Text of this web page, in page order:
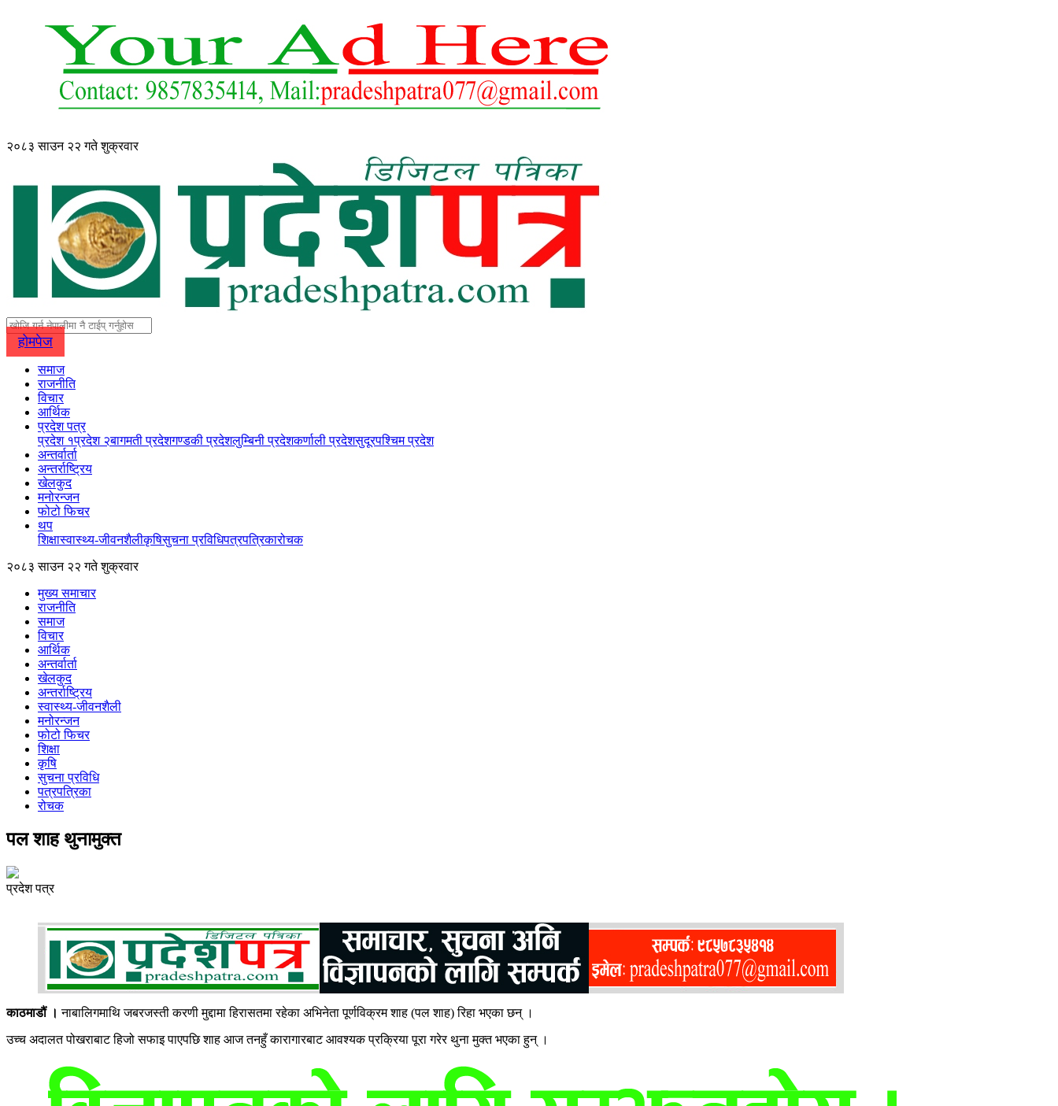
२०८३ साउन २२ गते शुक्रवार
होमपेज
समाज
राजनीति
विचार
आर्थिक
प्रदेश पत्र
प्रदेश १प्रदेश २बागमती प्रदेशगण्डकी प्रदेशलुम्बिनी प्रदेशकर्णाली प्रदेशसुदूरपश्चिम प्रदेश
अन्तर्वार्ता
अन्तर्राष्ट्रिय
खेलकुद
मनोरन्जन
फोटो फिचर
थप
शिक्षास्वास्थ्य-जीवनशैलीकृषिसुचना प्रविधिपत्रपत्रिकारोचक
२०८३ साउन २२ गते शुक्रवार
मुख्य समाचार
राजनीति
समाज
विचार
आर्थिक
अन्तर्वार्ता
खेलकुद
अन्तर्राष्ट्रिय
स्वास्थ्य-जीवनशैली
मनोरन्जन
फोटो फिचर
शिक्षा
कृषि
सुचना प्रविधि
पत्रपत्रिका
रोचक
पल शाह थुनामुक्त
प्रदेश पत्र
काठमाडौं । नाबालिगमाथि जबरजस्ती करणी मुद्दामा हिरासतमा रहेका अभिनेता पूर्णविक्रम शाह (पल शाह) रिहा भएका छन् ।
उच्च अदालत पोखराबाट हिजो सफाइ पाएपछि शाह आज तनहुँ कारागारबाट आवश्यक प्रक्रिया पूरा गरेर थुना मुक्त भएका हुन् ।